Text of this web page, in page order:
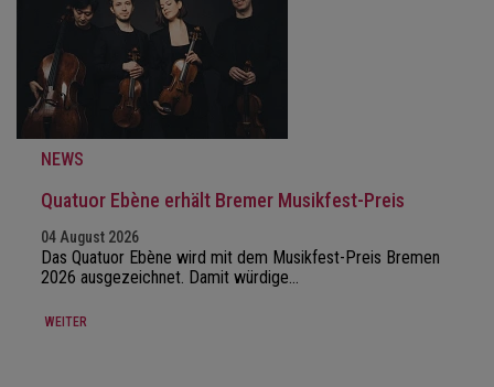
WEITER...
NEWS
Quatuor Ebène erhält Bremer Musikfest-Preis
04 August 2026
Das Quatuor Ebène wird mit dem Musikfest-Preis Bremen
2026 ausgezeichnet. Damit würdige…
WEITER